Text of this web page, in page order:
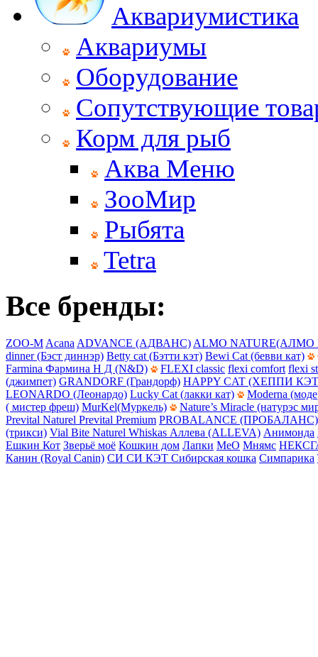
Аквариумистика
Аквариумы
Оборудование
Сопутствующие
Корм для рыб
Аква Меню
ЗооМир
Рыбята
Tetra
Все бренды:
ZOO-M Acana ADVANCE (АДВАНС) ALMO
dinner (Бэст диннэр) Betty cat (Бэтти кэт) Bewi Cat (бевви кат)
Farmina Фармина Н Д (N&D)
FLEXI classic flexi comfort flexi
(джимпет) GRANDORF (Грандорф) HAPPY CAT (ХЕППИ
LEONARDO (Леонардо) Lucky Cat (лакки кат)
Moderna
( мистер фреш) MurKel(Муркель)
Nature’s Miracle (натурэс
Prevital Naturel Prevital Premium PROBALANCE (ПРОБАЛАНС)
(трикси) Vial Bite Naturel Whiskas Аллева (ALLEVA) Анимонда
Ешкин Кот Зверьё моё Кошкин дом Лапки МеО Мнямс
Канин (Royal Canin) СИ СИ КЭТ Сибирская кошка Симпарика